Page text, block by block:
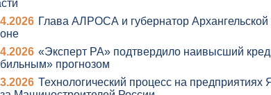
Глава АЛРОСА и губернатор
«Эксперт РА» подтвердило наивысший
прогнозом
Технологический процесс на предприятиях